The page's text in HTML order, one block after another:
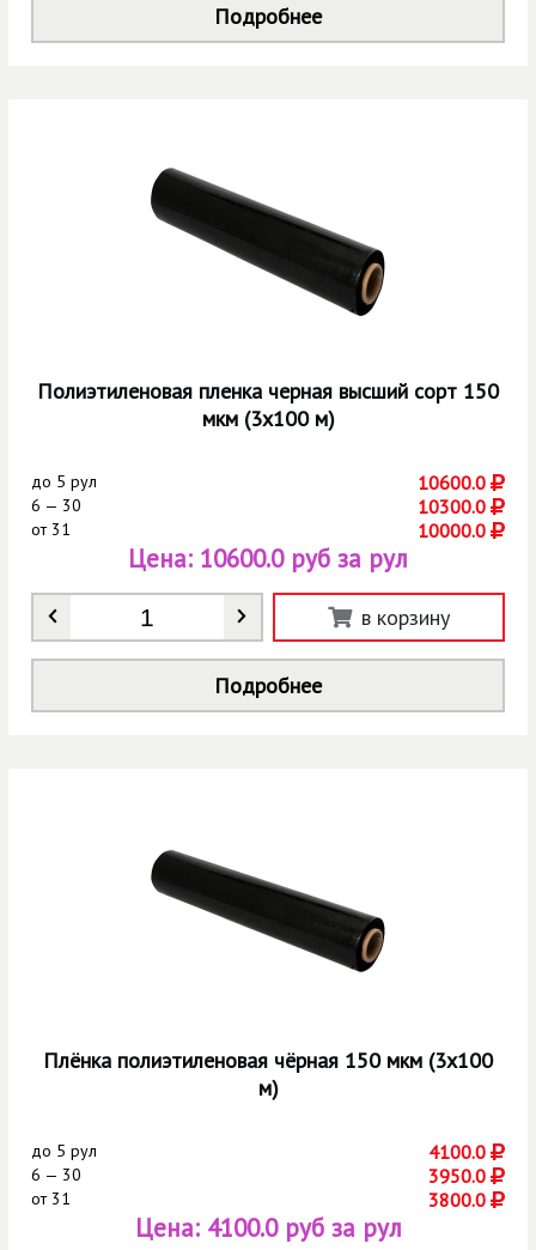
Подробнее
Полиэтиленовая пленка черная высший сорт 150
мкм (3х100 м)
до 5 рул 10600.0
6 — 30 10300.0
от31 10000.0
Количество
Цена: 10600.0 руб за рул
в корзину
Подробнее
Плёнка полиэтиленовая чёрная 150 мкм (3х100
м)
до 5 рул 4100.0
6 — 30 3950.0
от31 3800.0
Цена: 4100.0 руб за рул